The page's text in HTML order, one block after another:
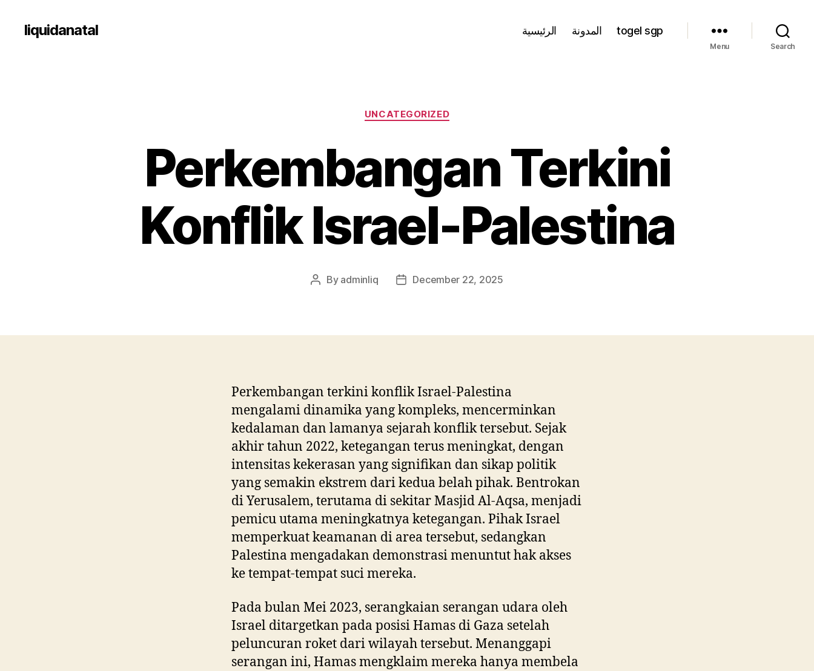
liquidanatal الرئيسية المدونة togel sgp
Menu Search
Categories
UNCATEGORIZED
Perkembangan Terkini
Konflik Israel-Palestina
Post
By adminliq
PostDecember 22, 2025
Perkembangan terkini konflik Israel-Palestina
mengalami dinamika yang kompleks, mencerminkan
kedalaman dan lamanya sejarah konflik tersebut. Sejak
akhir tahun 2022, ketegangan terus meningkat, dengan
intensitas kekerasan yang signifikan dan sikap politik
yang semakin ekstrem dari kedua belah pihak. Bentrokan
di Yerusalem, terutama di sekitar Masjid Al-Aqsa, menjadi
pemicu utama meningkatnya ketegangan. Pihak Israel
memperkuat keamanan di area tersebut, sedangkan
Palestina mengadakan demonstrasi menuntut hak akses
ke tempat-tempat suci mereka.
Pada bulan Mei 2023, serangkaian serangan udara oleh
Israel ditargetkan pada posisi Hamas di Gaza setelah
peluncuran roket dari wilayah tersebut. Menanggapi
serangan ini, Hamas mengklaim mereka hanya membela